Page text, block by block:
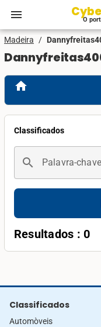
menu O
Madeira /
home
Classificados
search Palavra-chave
Resultados : 0
Classificados
Automòveis